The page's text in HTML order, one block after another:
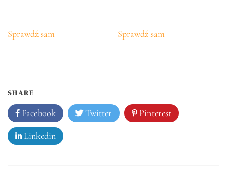
Sprawdź sam Sprawdź sam
SHARE
Facebook Twitter Pinterest
Linkedin